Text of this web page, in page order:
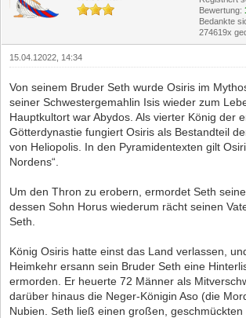
Bewertung:
Bedankte
274619x
15.04.12022, 14:34
Von seinem Bruder Seth wurde Osiris im
seiner Schwestergemahlin Isis wieder zum
Hauptkultort war Abydos. Als vierter König der
Götterdynastie fungiert Osiris als Bestandteil
von Heliopolis. In den Pyramidentexten gilt
Nordens“.
Um den Thron zu erobern, ermordet Seth
dessen Sohn Horus wiederum rächt seinen
Seth.
König Osiris hatte einst das Land verlassen,
Heimkehr ersann sein Bruder Seth eine
ermorden. Er heuerte 72 Männer als
darüber hinaus die Neger-Königin Aso (die
Nubien. Seth ließ einen großen, geschmückten